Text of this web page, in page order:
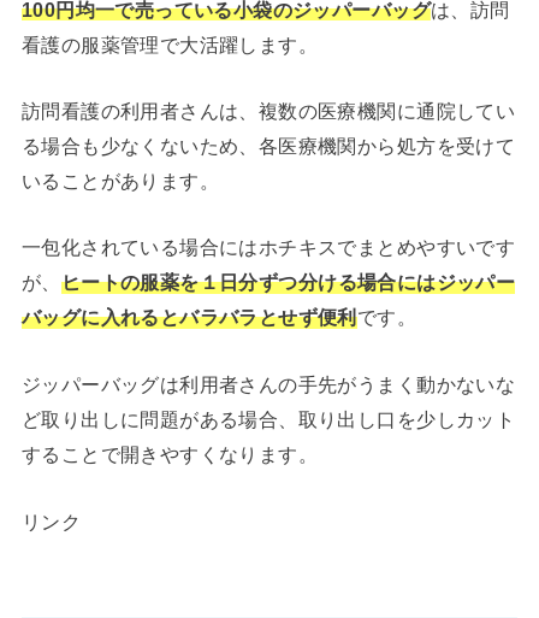
100円均一で売っている小袋のジッパーバッグは、訪問
看護の服薬管理で大活躍します。
訪問看護の利用者さんは、複数の医療機関に通院してい
る場合も少なくないため、各医療機関から処方を受けて
いることがあります。
一包化されている場合にはホチキスでまとめやすいです
が、 ヒートの服薬を１日分ずつ分ける場合にはジッパー
バッグに入れるとバラバラとせず便利です。
ジッパーバッグは利用者さんの手先がうまく動かないな
ど取り出しに問題がある場合、取り出し口を少しカット
することで開きやすくなります。
リンク